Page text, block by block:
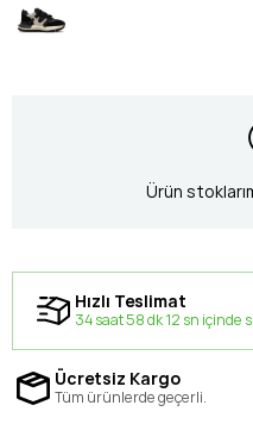
Ürün
Hızlı Teslimat
34 saat 58 dk 12 sn içinde
Ücretsiz Kargo
Tüm ürünlerde geçerli.